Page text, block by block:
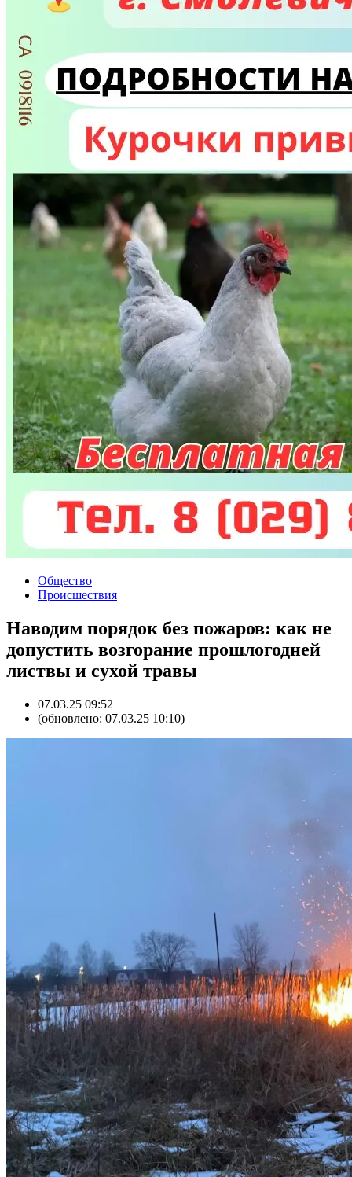
Общество
Происшествия
Наводим порядок без пожаров: как не
допустить возгорание прошлогодней
листвы и сухой травы
07.03.25 09:52
(обновлено: 07.03.25 10:10)